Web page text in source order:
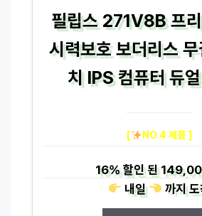
필립스 271V8B 프
시력보호 보더리스
치 IPS 컴퓨터 듀
[ NO.4 제품 ]
16%할인 된
내일
까지도